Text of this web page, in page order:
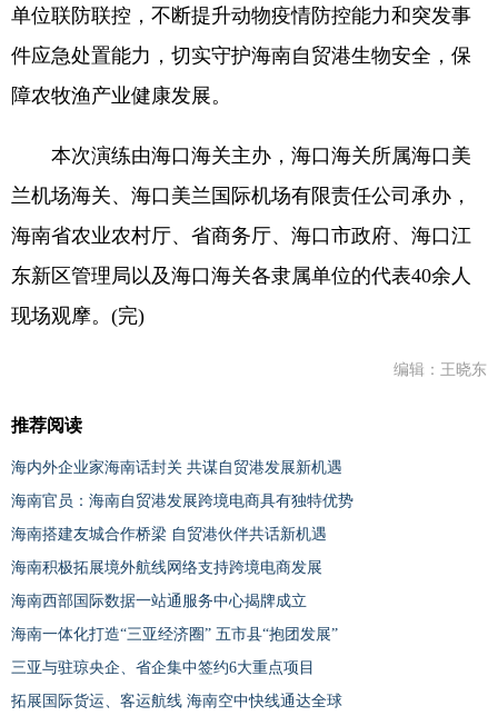
单位联防联控，不断提升动物疫情防控能力和突发事
件应急处置能力，切实守护海南自贸港生物安全，保
障农牧渔产业健康发展。
本次演练由海口海关主办，海口海关所属海口美
兰机场海关、海口美兰国际机场有限责任公司承办，
海南省农业农村厅、省商务厅、海口市政府、海口江
东新区管理局以及海口海关各隶属单位的代表40余人
现场观摩。(完)
编辑：王晓东
推荐阅读
海内外企业家海南话封关 共谋自贸港发展新机遇
海南官员：海南自贸港发展跨境电商具有独特优势
海南搭建友城合作桥梁 自贸港伙伴共话新机遇
海南积极拓展境外航线网络支持跨境电商发展
海南西部国际数据一站通服务中心揭牌成立
海南一体化打造“三亚经济圈” 五市县“抱团发展”
三亚与驻琼央企、省企集中签约6大重点项目
拓展国际货运、客运航线 海南空中快线通达全球